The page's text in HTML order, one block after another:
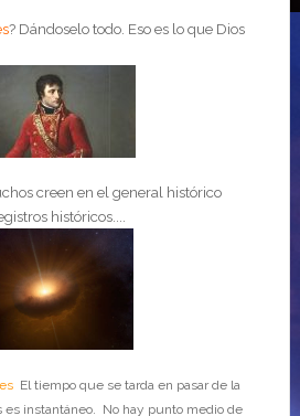
? Dándoselo todo. Eso es lo que Dios
creen en el general histórico
históricos....
El tiempo que se tarda en pasar de la
es instantáneo. No hay punto medio de